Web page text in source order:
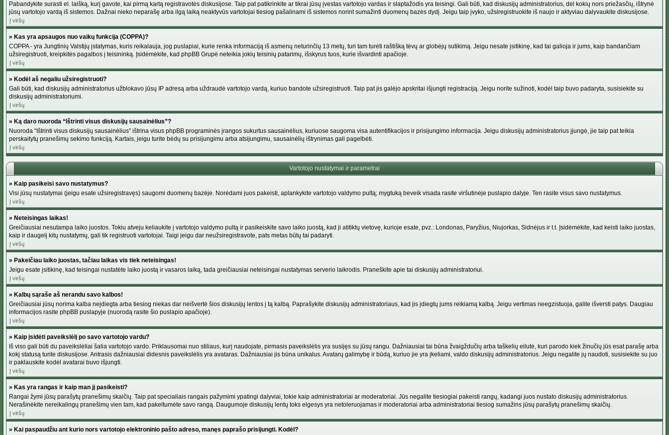
Pabandykite surasti el. laišką, kurį gavote, kai pirmą kartą registravotės diskusijose. Taip pat patikrinkite ar tikrai jūsų įvestas vartotojo vardas ir slaptažodis yra teisingi. Gali būti, kad diskusijų administratorius, dėl kokių nors priežasčių, ištrynė
jūsų vartotojo vardą iš sistemos. Dažnai nieko neparašę arba ilgą laiką neaktyvūs vartotojai tiesiog pašalinami iš sistemos norint sumažinti duomenų bazės dydį. Jeigu taip įvyko, užsiregistruokite iš naujo ir aktyviau dalyvaukite diskusijose.
Į viršų
» Kas yra apsaugos nuo vaikų funkcija (COPPA)?
COPPA - yra Jungtinių Valstijų įstatymas, kuris reikalauja, jog puslapiai, kurie renka informaciją iš asmenų neturinčių 13 metų, turi tam turėti raštišką tėvų ar globėjų sutikimą. Jeigu nesate įsitikinę, kad tai galioja ir jums, kaip bandančiam
užsiregistruoti, kreipkitės pagalbos į teisininką. Įsidėmėkite, kad phpBB Grupė neteikia jokių teisinių patarimų, išskyrus tuos, kurie išvardinti apačioje.
Į viršų
» Kodėl aš negaliu užsiregistruoti?
Gali būti, kad diskusijų administratorius užblokavo jūsų IP adresą arba uždraudė vartotojo vardą, kuriuo bandote užsiregistruoti. Taip pat jis galėjo apskritai išjungti registraciją. Jeigu norite sužinoti, kodėl taip buvo padaryta, susisiekite su
diskusijų administratoriumi.
Į viršų
» Ką daro nuoroda “Ištrinti visus diskusijų sausainėlius”?
Nuoroda “Ištrinti visus diskusijų sausainėlius” ištrina visus phpBB programinės įrangos sukurtus sausainėlius, kuriuose saugoma visa autentifikacijos ir prisijungimo informacija. Jeigu diskusijų administratorius įjungė, jie taip pat teikia
perskaitytų pranešimų sekimo funkciją. Kartais, jeigu turite bėdų su prisijungimu arba atsijungimu, sausainėlių ištrynimas gali pagelbėti.
Į viršų
Vartotojo nustatymai ir parametrai
» Kaip pasikeisi savo nustatymus?
Visi jūsų nustatymai (jeigu esate užsiregistravęs) saugomi duomenų bazėje. Norėdami juos pakeisti, aplankykite vartotojo valdymo pultą; mygtuką beveik visada rasite viršutinėje puslapio dalyje. Ten rasite visus savo nustatymus.
Į viršų
» Neteisingas laikas!
Greičiausiai nesutampa laiko juostos. Tokiu atveju keliaukite į vartotojo valdymo pultą ir pasikeiskite savo laiko juostą, kad ji atitiktų vietovę, kurioje esate, pvz.: Londonas, Paryžius, Niujorkas, Sidnėjus ir t.t. Įsidėmėkite, kad keisti laiko juostas,
kaip ir daugelį kitų nustatymų, gali tik registruoti vartotojai. Taigi jeigu dar neužsiregistravote, pats metas būtų tai padaryti.
Į viršų
» Pakeičiau laiko juostas, tačiau laikas vis tiek neteisingas!
Jeigu esate įsitikinę, kad teisingai nustatėte laiko juostą ir vasaros laiką, tada greičiausiai neteisingai nustatymas serverio laikrodis. Praneškite apie tai diskusijų administratoriui.
Į viršų
» Kalbų sąraše aš nerandu savo kalbos!
Greičiausiai jūsų norima kalba neįdiegta arba tiesiog niekas dar neišvertė šios diskusijų lentos į tą kalbą. Paprašykite diskusijų administratoriaus, kad jis įdiegtų jums reikiamą kalbą. Jeigu vertimas neegzistuoja, galite išversti patys. Daugiau
informacijos rasite phpBB puslapyje (nuorodą rasite šio puslapio apačioje).
Į viršų
» Kaip įsidėti paveikslėlį po savo vartotojo vardu?
Iš viso gali būti du paveikslėliai šalia vartotojo vardo. Priklausomai nuo stiliaus, kurį naudojate, pirmasis paveikslėlis yra susijęs su jūsų rangu. Dažniausiai tai būna žvaigždučių arba taškelių eilutė, kuri parodo kiek žinučių jūs esat parašę arba
kokį statusą turite diskusijose. Antrasis dažniausiai didesnis paveikslėlis yra avataras. Dažniausiai jis būna unikalus. Avatarų galimybę ir būdą, kuriuo jie yra įkeliami, valdo diskusijų administratorius. Jeigu negalite jų naudoti, susisiekite su juo
ir paklauskite kodėl avatarai buvo išjungti.
Į viršų
» Kas yra rangas ir kaip man jį pasikeisti?
Rangai žymi jūsų parašytų pranešimų skaičių. Taip pat specialiais rangais pažymimi ypatingi dalyviai, tokie kaip administratoriai ar moderatoriai. Jūs negalite tiesiogiai pakeisti rangų, kadangi juos nustato diskusijų administratorius.
Nerašinėkite nereikalingų pranešimų vien tam, kad pakeltumėte savo rangą. Daugumoje diskusijų lentų toks elgesys yra netoleruojamas ir moderatoriai arba administratoriai tiesiog sumažins jūsų parašytų pranešimų skaičių.
Į viršų
» Kai paspaudžiu ant kurio nors vartotojo elektroninio pašto adreso, manęs paprašo prisijungti. Kodėl?